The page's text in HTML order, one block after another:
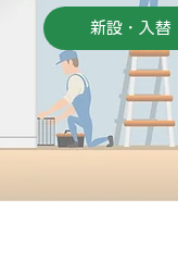
新設・入替